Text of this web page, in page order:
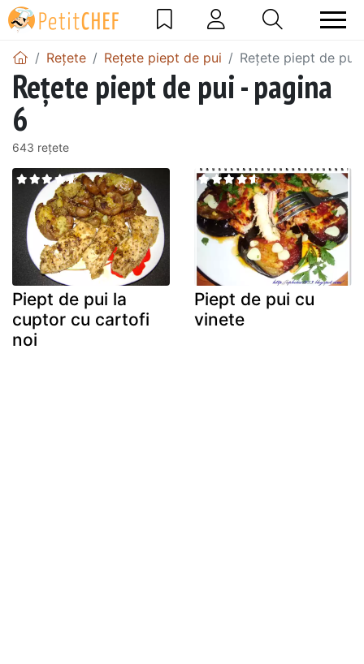
Rețete Rețete piept de pui Rețete piept de pui
Rețete piept de pui - pagina
6
643 rețete
Piept de pui la
cuptor cu cartofi
noi
Piept de pui cu
vinete